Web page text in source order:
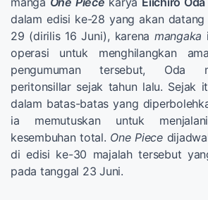
dalam edisi ke-28 yang akan
29 (dirilis 16 Juni), karena mangaka
operasi untuk menghilangkan
pengumuman tersebut, Oda
peritonsillar sejak tahun lalu. Sejak
dalam batas-batas yang
ia memutuskan untuk
kesembuhan total. One Piece
di edisi ke-30 majalah tersebut
pada tanggal 23 Juni.